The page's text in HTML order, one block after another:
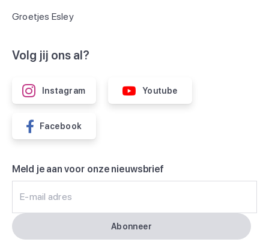
Groetjes Esley
Volg jij ons al?
Instagram Youtube
Facebook
Meld je aan voor onze nieuwsbrief
E-mail adres
Abonneer